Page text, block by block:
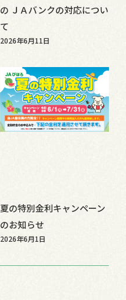
の ＪＡバンクの対応につい
て
2026年6月11日
夏の特別金利キャンペーン
のお知らせ
2026年6月1日